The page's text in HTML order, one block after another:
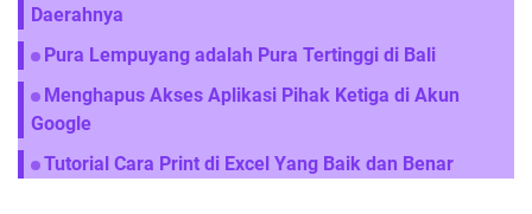
Daerahnya
Pura Lempuyang adalah Pura Tertinggi di Bali
Menghapus Akses Aplikasi Pihak Ketiga di Akun
Google
Tutorial Cara Print di Excel Yang Baik dan Benar